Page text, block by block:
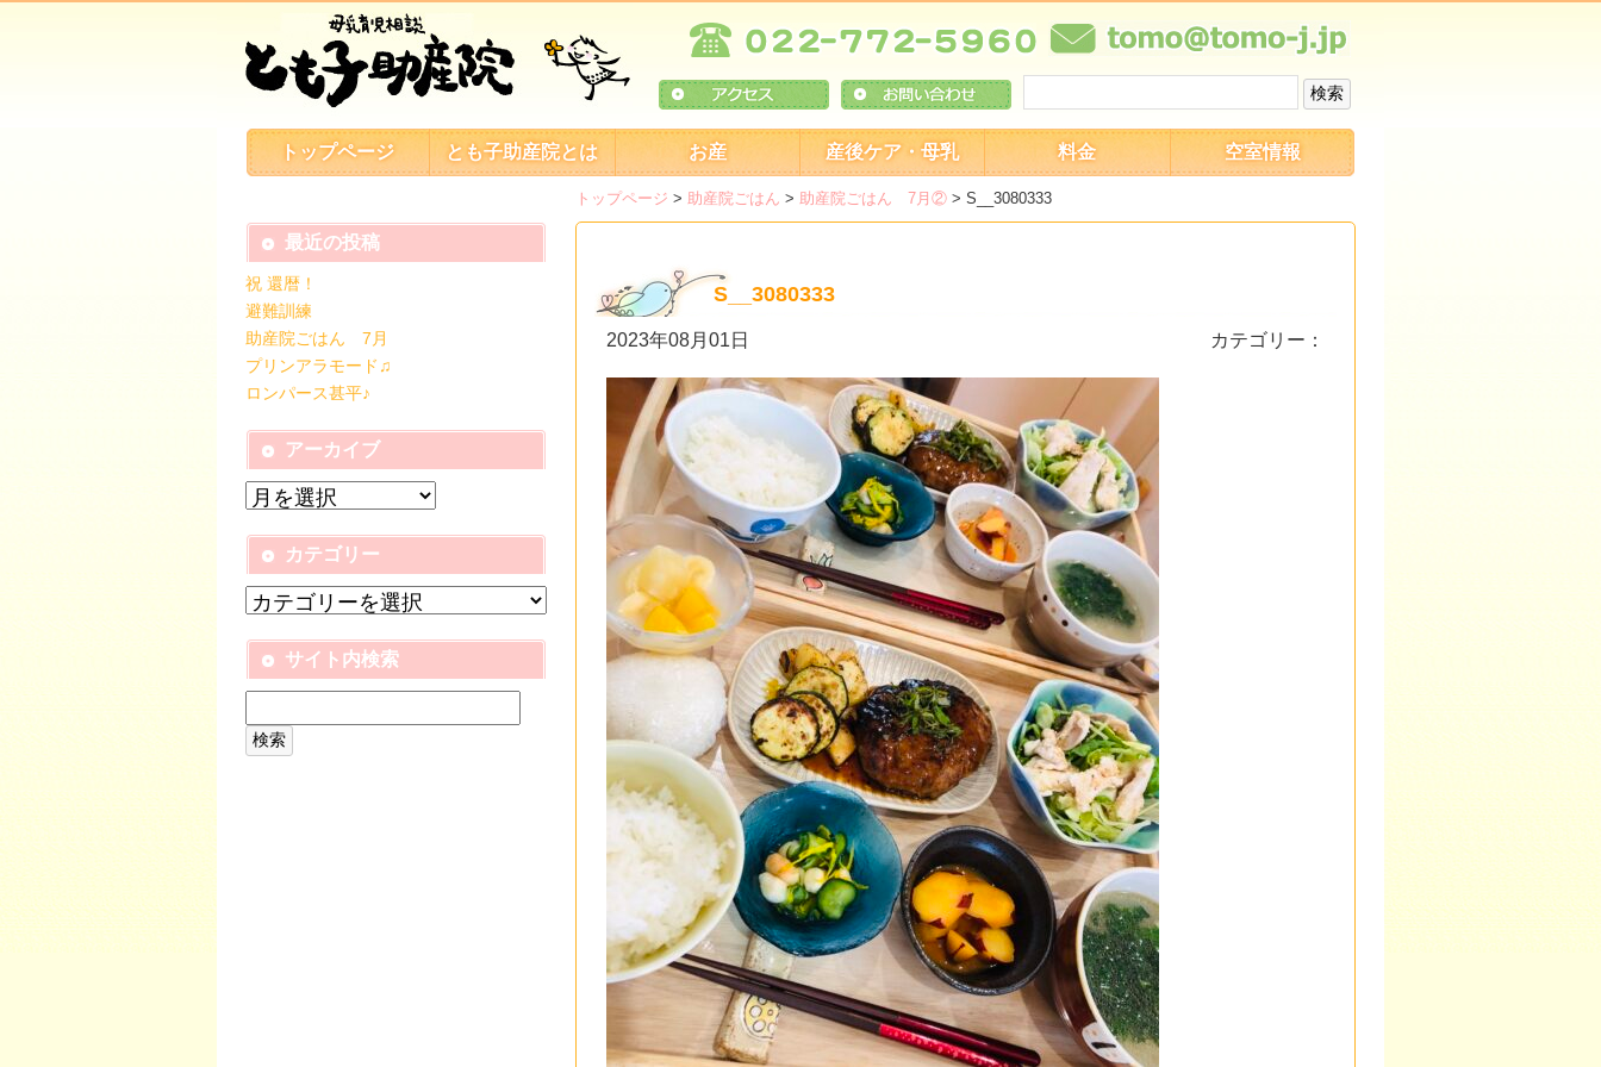
トップページ とも子助産院とは お産 産後ケア・母乳 料金 空室情報
トップページ > 助産院ごはん > 助産院ごはん 7月② > S__3080333
S__3080333
2023年08月01日 カテゴリー：
最近の投稿
祝 還暦！
避難訓練
助産院ごはん 7月
プリンアラモード♫
ロンパース甚平♪
アーカイブ
カテゴリー
サイト内検索